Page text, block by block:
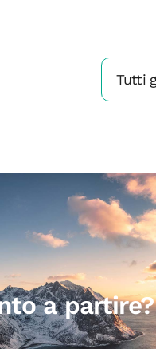
Tutti
a partire?